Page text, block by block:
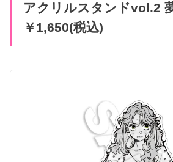
アクリルスタンドvol.2
￥1,650(税込)